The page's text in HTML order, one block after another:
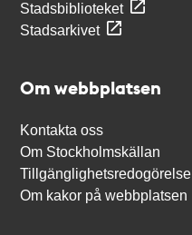
Stadsbiblioteket
Stadsarkivet
Om webbplatsen
Kontakta oss
Om Stockholmskällan
Tillgänglighetsredogörelse
Om kakor på webbplatsen